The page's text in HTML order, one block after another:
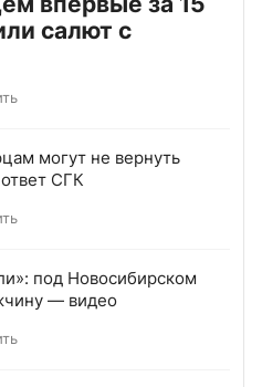
салют с
могут не вернуть
СГК
под Новосибирском
— видео